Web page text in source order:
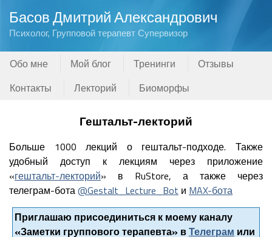
Басов Дмитрий Александрович
Психолог, Групповой терапевт Супервизор
Обо мне Мой блог Тренинги
Отзывы
Контакты
Лекторий Биоморфы
Гештальт-лекторий
Больше 1000 лекций о гештальт-подходе. Также
удобный доступ к лекциям через приложение
«гештальт-лекторий» в RuStore, а также через
телеграм-бота@Gestalt_Lecture_Bot и MAX-бота
Приглашаю присоединиться к моему каналу
«Заметки группового терапевта» вТелеграм или